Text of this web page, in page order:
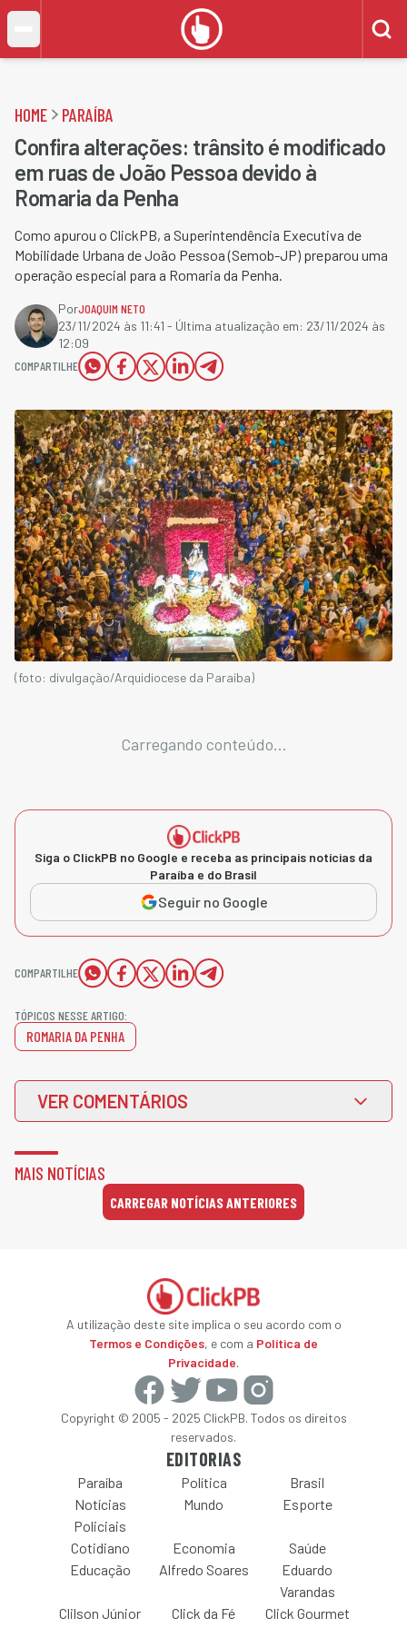
HOME PARAÍBA
Confira alterações: trânsito é modificado
em ruas de João Pessoa devido à
Romaria da Penha
Como apurou o ClickPB, a Superintendência Executiva de
Mobilidade Urbana de João Pessoa (Semob-JP) preparou uma
operação especial para a Romaria da Penha.
PorJOAQUIM NETO
23/11/2024 às 11:41 - Última atualização em: 23/11/2024 às
12:09
COMPARTILHE
(foto: divulgação/Arquidiocese da Paraíba)
Carregando conteúdo...
Siga o ClickPB no Google e receba as principais notícias da
Paraíba e do Brasil
Seguir no Google
COMPARTILHE
TÓPICOS NESSE ARTIGO:
ROMARIA DA PENHA
VER COMENTÁRIOS
MAIS NOTÍCIAS
CARREGAR NOTÍCIAS ANTERIORES
A utilização deste site implica o seu acordo com o
Termos e Condições, e com a Política de
Privacidade.
Copyright © 2005 - 2025 ClickPB. Todos os direitos
reservados.
EDITORIAS
Paraíba Política
Brasil
Notícias
Policiais
Mundo Esporte
Cotidiano Economia
Saúde
Educação
Alfredo Soares
Eduardo
Varandas
Clilson Júnior
Click da Fé
Click Gourmet